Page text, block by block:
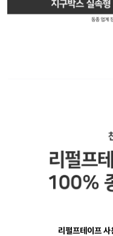
리펄프테이프